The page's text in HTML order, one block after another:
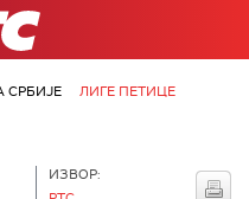
СРБИЈЕ
ЛИГЕ ПЕТИЦЕ
ИЗВОР: